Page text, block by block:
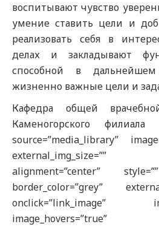
воспитывают чувство
умение ставить цели и
реализовать себя в
делах и закладывают
способной в
жизненно важные цели и
Кафедра общей
Каменогорского
source=”media_library”
external_img_size=””
alignment=”center”
border_color=”grey”
onclick=”link_image”
image_hovers=”true”